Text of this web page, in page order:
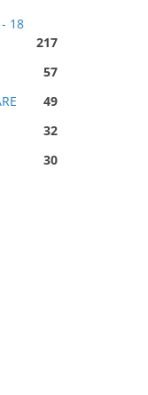
- 18
217
57
49
32
30